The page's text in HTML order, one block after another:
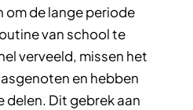
om de lange periode
van school te
verveeld, missen het
en hebben
delen. Dit gebrek aan